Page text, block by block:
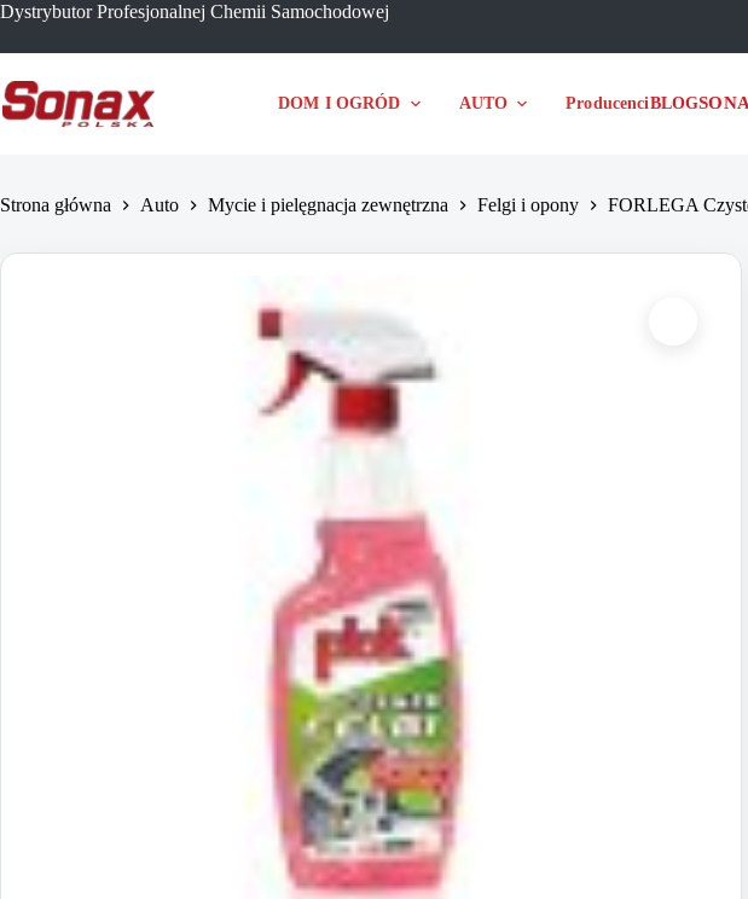
Przejdź
treści
Dystrybutor Profesjonalnej Chemii Samochodowej
DOM I OGRÓD AUTO ProducenciBLOG
Strona główna Auto Mycie i pielęgnacja zewnętrzna Felgi i opony FORLEGA